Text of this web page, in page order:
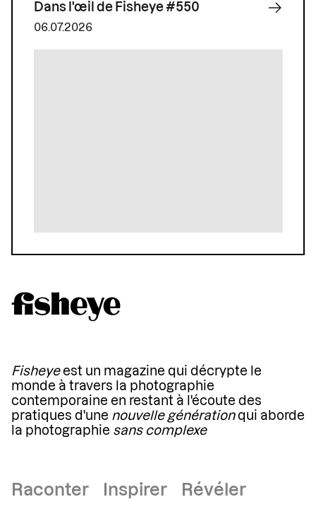
Dans l'œil de Fisheye #550
06.07.2026
Fisheyeest un magazine qui décrypte le
monde à travers la photographie
contemporaine en restant à l'écoute des
pratiques d'une nouvelle générationqui aborde
la photographie sans complexe
Raconter Inspirer Révéler